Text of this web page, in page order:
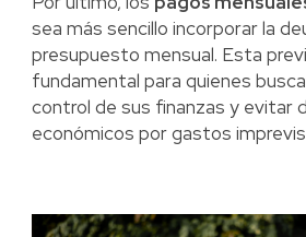
sea más sencillo incorporar la
presupuesto mensual. Esta
fundamental para quienes
control de sus finanzas y evitar
económicos por gastos